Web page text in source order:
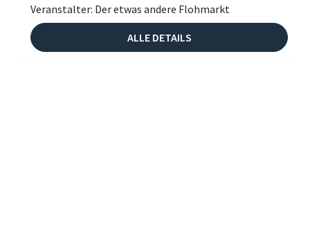
Veranstalter: Der etwas andere Flohmarkt
ALLE DETAILS